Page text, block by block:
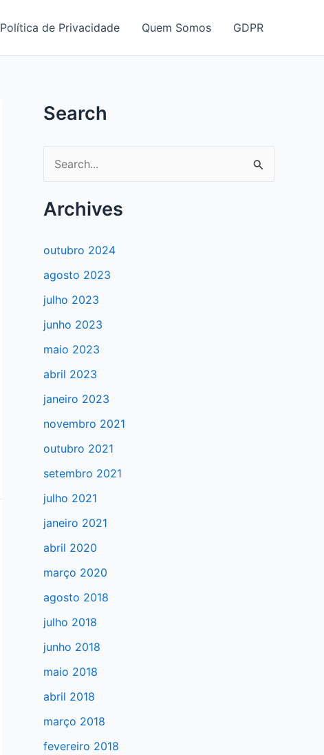
Política de Privacidade Quem Somos GDPR
Search
e
s
u
a
r
p
o
r
:
Archives
outubro 2024
agosto 2023
julho 2023
junho 2023
maio 2023
abril 2023
janeiro 2023
novembro 2021
outubro 2021
setembro 2021
julho 2021
janeiro 2021
abril 2020
março 2020
agosto 2018
julho 2018
junho 2018
maio 2018
abril 2018
março 2018
fevereiro 2018